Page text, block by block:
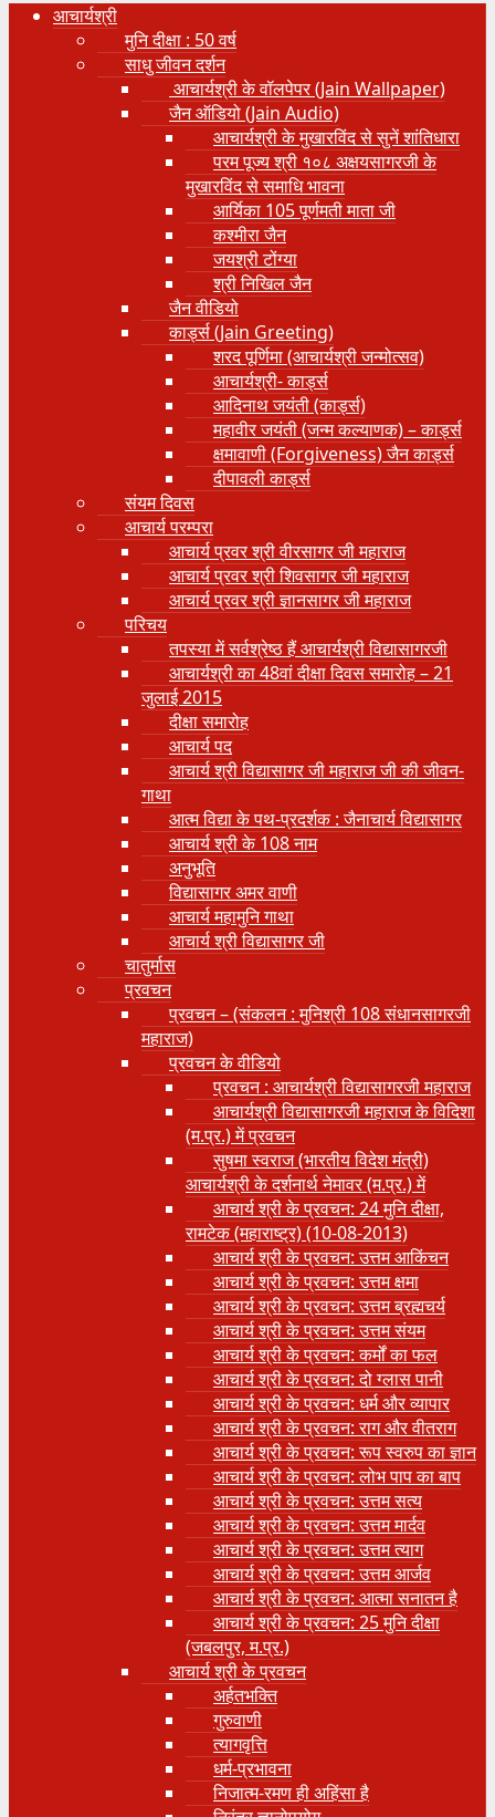
आचार्यश्री
मुनि दीक्षा : 50 वर्ष
साधु जीवन दर्शन
आचार्यश्री के वॉलपेपर (Jain Wallpaper)
जैन ऑडियो (Jain Audio)
आचार्यश्री के मुखारविंद से सुनें शांतिधारा
परम पूज्य श्री १०८ अक्षयसागरजी के
मुखारविंद से समाधि भावना
आर्यिका 105 पूर्णमती माता जी
कश्मीरा जैन
जयश्री टोंग्या
श्री निखिल जैन
जैन वीडियो
कार्ड्स (Jain Greeting)
शरद पूर्णिमा (आचार्यश्री जन्मोत्सव)
आचार्यश्री- कार्ड्स
आदिनाथ जयंती (कार्ड्स)
महावीर जयंती (जन्म कल्याणक) – कार्ड्स
क्षमावाणी (Forgiveness) जैन कार्ड्स
दीपावली कार्ड्स
संयम दिवस
आचार्य परम्परा
आचार्य प्रवर श्री वीरसागर जी महाराज
आचार्य प्रवर श्री शिवसागर जी महाराज
आचार्य प्रवर श्री ज्ञानसागर जी महाराज
परिचय
तपस्या में सर्वश्रेष्ठ हैं आचार्यश्री विद्यासागरजी
आचार्यश्री का 48वां दीक्षा दिवस समारोह – 21
जुलाई 2015
दीक्षा समारोह
आचार्य पद
आचार्य श्री विद्यासागर जी महाराज जी की जीवन-
गाथा
आत्म विद्या के पथ-प्रदर्शक : जैनाचार्य विद्यासागर
आचार्य श्री के 108 नाम
अनुभूति
विद्यासागर अमर वाणी
आचार्य महामुनि गाथा
आचार्य श्री विद्यासागर जी
चातुर्मास
प्रवचन
प्रवचन – (संकलन : मुनिश्री 108 संधानसागरजी
महाराज)
प्रवचन के वीडियो
प्रवचन : आचार्यश्री ‍विद्यासागरजी महाराज
आचार्यश्री विद्यासागरजी महाराज के विदिशा
(म.प्र.) में प्रवचन
सुषमा स्वराज (भारतीय विदेश मंत्री)
आचार्यश्री के दर्शनार्थ नेमावर (म.प्र.) में
आचार्य श्री के प्रवचन: 24 मुनि दीक्षा,
रामटेक (महाराष्ट्र) (10-08-2013)
आचार्य श्री के प्रवचन: उत्तम आकिंचन
आचार्य श्री के प्रवचन: उत्तम क्षमा
आचार्य श्री के प्रवचन: उत्तम ब्रह्मचर्य
आचार्य श्री के प्रवचन: उत्तम संयम
आचार्य श्री के प्रवचन: कर्मों का फल
आचार्य श्री के प्रवचन: दो ग्लास पानी
आचार्य श्री के प्रवचन: धर्म और व्यापार
आचार्य श्री के प्रवचन: राग और वीतराग
आचार्य श्री के प्रवचन: रूप स्वरुप का ज्ञान
आचार्य श्री के प्रवचन: लोभ पाप का बाप
आचार्य श्री के प्रवचन: उत्तम सत्य
आचार्य श्री के प्रवचन: उत्तम मार्दव
आचार्य श्री के प्रवचन: उत्तम त्याग
आचार्य श्री के प्रवचन: उत्तम आर्जव
आचार्य श्री के प्रवचन: आत्मा सनातन है
आचार्य श्री के प्रवचन: 25 मुनि दीक्षा
(जबलपुर, म.प्र.)
आचार्य श्री के प्रवचन
अर्हतभक्ति
गुरुवाणी
त्यागवृत्ति
धर्म-प्रभावना
निजात्म-रमण ही अहिंसा है